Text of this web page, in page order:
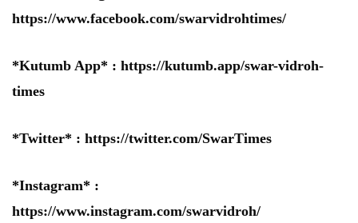
https://www.facebook.com/swarvidrohtimes/
*Kutumb App* : https://kutumb.app/swar-vidroh-
times
*Twitter* : https://twitter.com/SwarTimes
*Instagram* :
https://www.instagram.com/swarvidroh/